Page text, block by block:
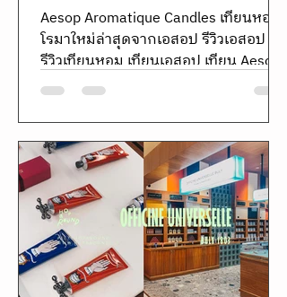
Aesop Aromatique Candles เทียนหอมอ
โรมาใหม่ล่าสุดจากเอสอป รีวิวเอสอป
รีวิวเทียนหอม เทียนเอสอป เทียน Aesop
รีวิวเทียนแต่งบ้าน ราคาเทียน Aesop